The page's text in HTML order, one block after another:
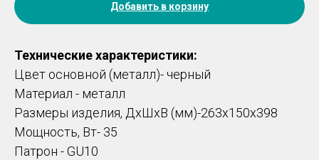
Добавить в корзину
Технические характеристики:
Цвет основной (металл)- черный
Материал - металл
Размеры изделия, ДхШхВ (мм)-263х150х398
Мощность, Вт- 35
Патрон - GU10